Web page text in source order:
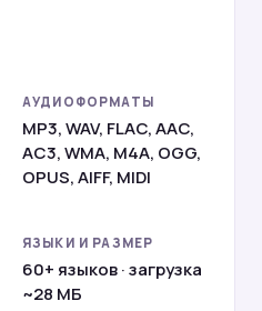
АУДИОФОРМАТЫ
MP3, WAV, FLAC, AAC,
AC3, WMA, M4A, OGG,
OPUS, AIFF, MIDI
ЯЗЫКИ И РАЗМЕР
60+ языков · загрузка
~28 МБ